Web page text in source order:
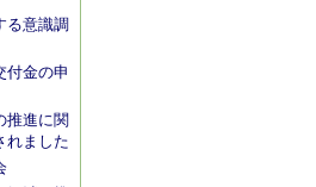
る意識調
付金の申
推進に関
れました